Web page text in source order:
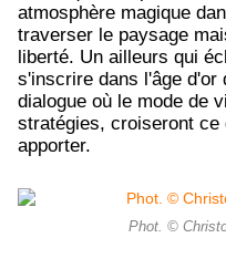
atmosphère magique
traverser le paysage
liberté. Un ailleurs qui
s'inscrire dans l'âge d'or
dialogue où le mode de
stratégies, croiseront ce
apporter.
Phot. ©